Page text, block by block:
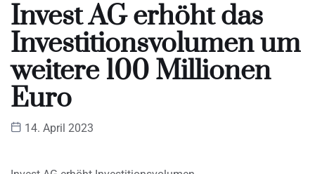
Invest AG erhöht das
Investitionsvolumen um
weitere 100 Millionen
Euro
14. April 2023